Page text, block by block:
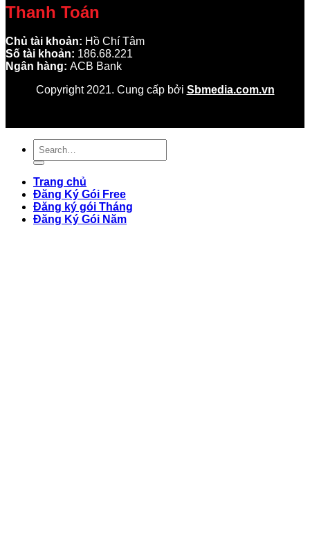
Thanh Toán
Chủ tài khoản: Hồ Chí Tâm
Số tài khoản: 186.68.221
Ngân hàng: ACB Bank
Copyright 2021. Cung cấp bởi Sbmedia.com.vn
Trang chủ
Đăng Ký Gói Free
Đăng ký gói Tháng
Đăng Ký Gói Năm